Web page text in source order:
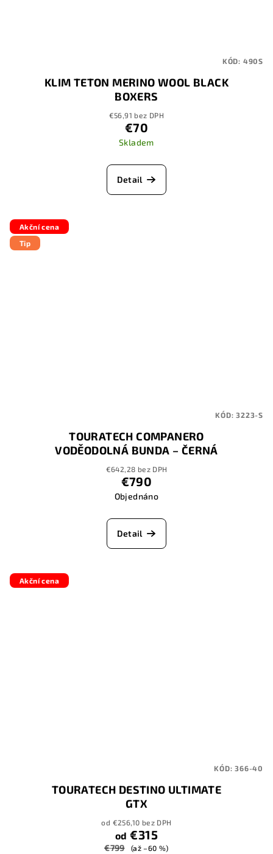
KLIM TETON MERINO WOOL BLACK
BOXERS
€56,91 bez DPH
€70
Skladem
Detail
KÓD: 490S
Akční cena
Tip
TOURATECH COMPANERO
VODĚODOLNÁ BUNDA – ČERNÁ
€642,28 bez DPH
€790
Objednáno
Detail
KÓD:3223-S
Akční cena
TOURATECH DESTINO ULTIMATE
GTX
od €256,10 bez DPH
od €315
€799 (až –60 %)
KÓD:366-40